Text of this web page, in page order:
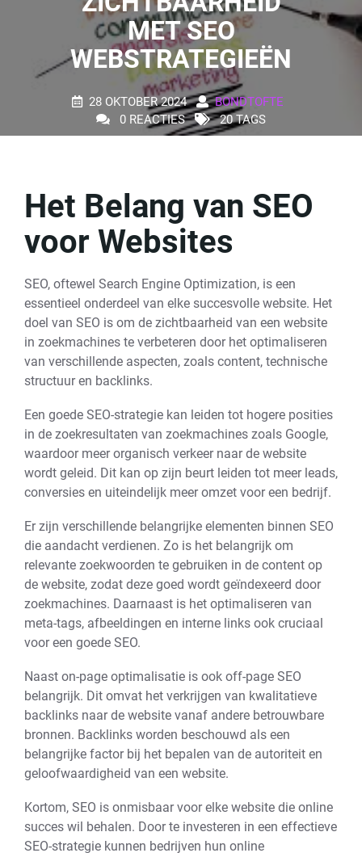
MET SEO
WEBSTRATEGIEËN
28 OKTOBER 2024
BONDTOFTE
0 REACTIES
20 TAGS
Het Belang van SEO
voor Websites
SEO, oftewel Search Engine Optimization, is een
essentieel onderdeel van elke succesvolle website. Het
doel van SEO is om de zichtbaarheid van een website
in zoekmachines te verbeteren door het optimaliseren
van verschillende aspecten, zoals content, technische
structuur en backlinks.
Een goede SEO-strategie kan leiden tot hogere posities
in de zoekresultaten van zoekmachines zoals Google,
waardoor meer organisch verkeer naar de website
wordt geleid. Dit kan op zijn beurt leiden tot meer leads,
conversies en uiteindelijk meer omzet voor een bedrijf.
Er zijn verschillende belangrijke elementen binnen SEO
die aandacht verdienen. Zo is het belangrijk om
relevante zoekwoorden te gebruiken in de content op
de website, zodat deze goed wordt geïndexeerd door
zoekmachines. Daarnaast is het optimaliseren van
meta-tags, afbeeldingen en interne links ook cruciaal
voor een goede SEO.
Naast on-page optimalisatie is ook off-page SEO
belangrijk. Dit omvat het verkrijgen van kwalitatieve
backlinks naar de website vanaf andere betrouwbare
bronnen. Backlinks worden beschouwd als een
belangrijke factor bij het bepalen van de autoriteit en
geloofwaardigheid van een website.
Kortom, SEO is onmisbaar voor elke website die online
succes wil behalen. Door te investeren in een effectieve
SEO-strategie kunnen bedrijven hun online